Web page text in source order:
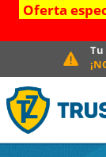
Oferta